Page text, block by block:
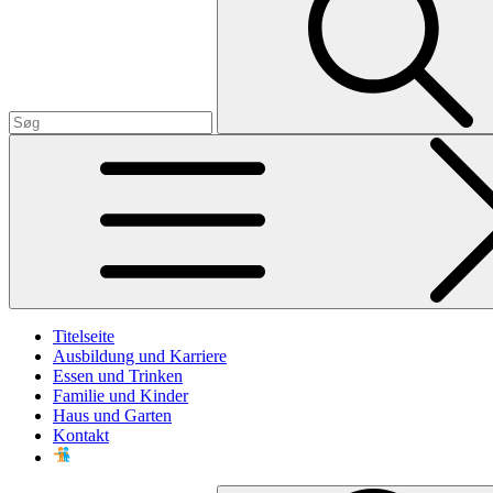
Titelseite
Ausbildung und Karriere
Essen und Trinken
Familie und Kinder
Haus und Garten
Kontakt